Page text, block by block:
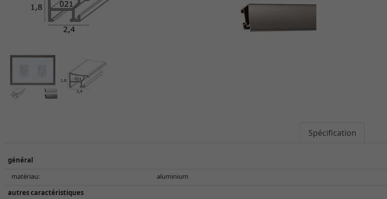
Spécification
général
matériau:
aluminium
autres caractéristiques